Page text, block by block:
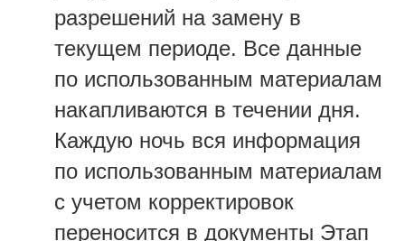
разрешений на замену в
текущем периоде. Все данные
по использованным материалам
накапливаются в течении дня.
Каждую ночь вся информация
по использованным материалам
с учетом корректировок
переносится в документы Этап